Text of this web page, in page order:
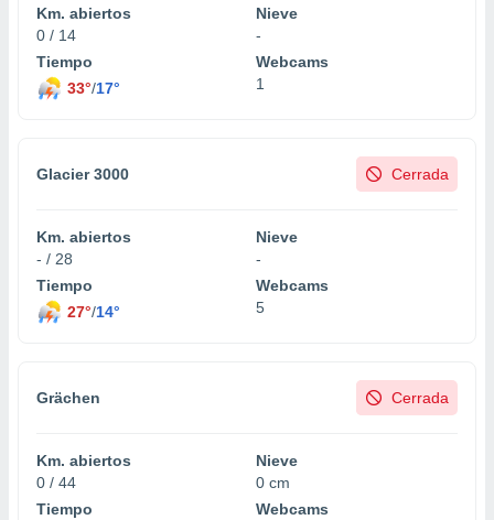
Km. abiertos
0 / 14
Nieve
-
Tiempo
33°/17°
Webcams
1
Glacier 3000 Cerrada
Km. abiertos
- / 28
Nieve
-
Tiempo
27°/14°
Webcams
5
Grächen Cerrada
Km. abiertos
0 / 44
Nieve
0 cm
Tiempo
Webcams